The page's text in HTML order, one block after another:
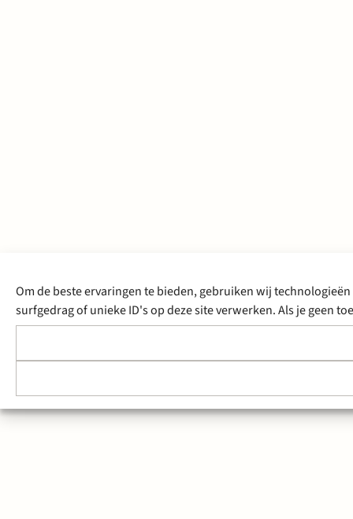
Om de beste ervaringen te bieden, gebruiken wij
surfgedrag of unieke ID's op deze site verwerken. Als je geen